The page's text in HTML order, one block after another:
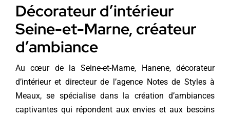
Décorateur d’intérieur
Seine-et-Marne, créateur
d’ambiance
Au cœur de la Seine-et-Marne, Hanene, décorateur
d’intérieur et directeur de l’agence Notes de Styles à
Meaux, se spécialise dans la création d’ambiances
captivantes qui répondent aux envies et aux besoins